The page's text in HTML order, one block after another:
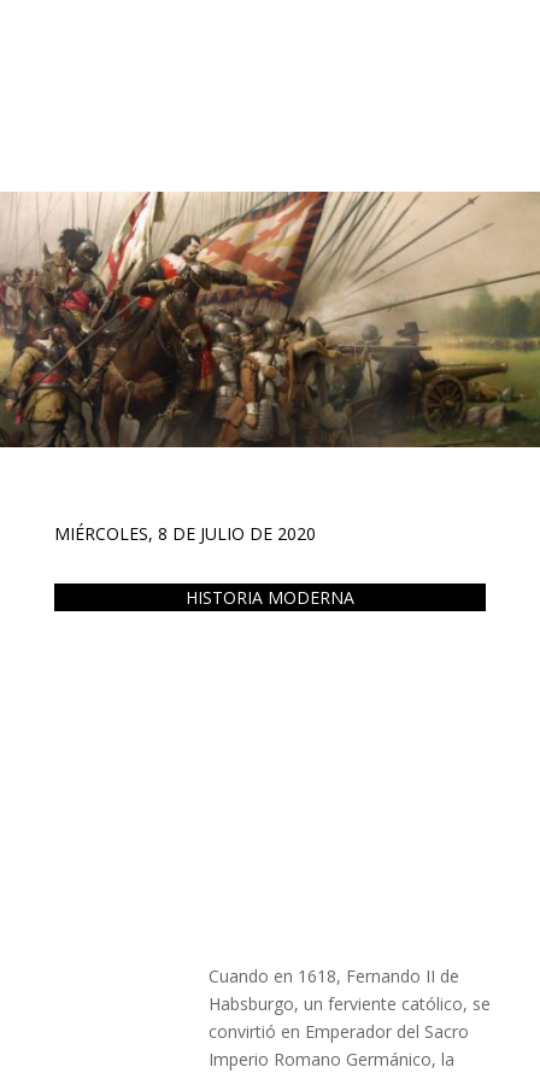
MIÉRCOLES, 8 DE JULIO DE 2020
HISTORIA MODERNA
Cuando en 1618, Fernando II de
Habsburgo, un ferviente católico, se
convirtió en Emperador del Sacro
Imperio Romano Germánico, la